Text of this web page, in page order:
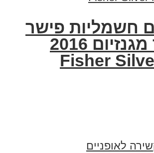
חשמליות פישר
סילבר מגנזיום 2016
Fisher